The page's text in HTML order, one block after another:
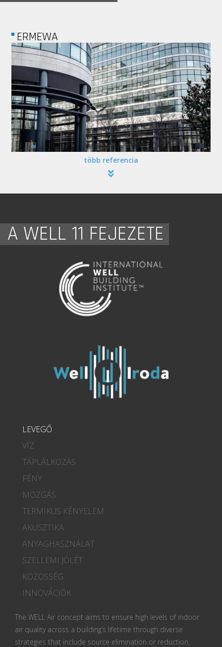
ERMEWA
több referencia
A WELL 11 FEJEZETE
LEVEGŐ
VÍZ
TÁPLÁLKOZÁS
FÉNY
MOZGÁS
TERMIKUS KÉNYELEM
AKUSZTIKA
ANYAGHASZNÁLAT
SZELLEMI JÓLÉT
KÖZÖSSÉG
INNOVÁCIÓK
The WELL Air concept aims to ensure high levels of indoor
air quality across a building’s lifetime through diverse
strategies that include source elimination or reduction,